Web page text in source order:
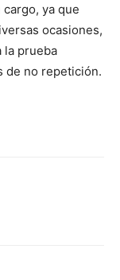
ya que
ocasiones,
la prueba
de no repetición.